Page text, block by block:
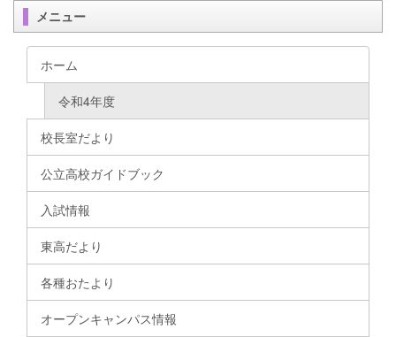
メニュー
ホーム
令和4年度
校長室だより
公立高校ガイドブック
入試情報
東高だより
各種おたより
オープンキャンパス情報